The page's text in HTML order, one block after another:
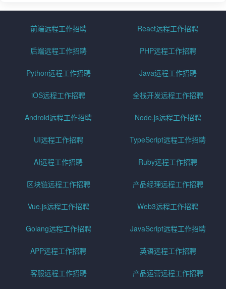
前端远程工作招聘 React远程工作招聘
后端远程工作招聘 PHP远程工作招聘
Python远程工作招聘 Java远程工作招聘
iOS远程工作招聘 全栈开发远程工作招聘
Android远程工作招聘 Node.js远程工作招聘
UI远程工作招聘 TypeScript远程工作招聘
AI远程工作招聘 Ruby远程工作招聘
区块链远程工作招聘 产品经理远程工作招聘
Vue.js远程工作招聘 Web3远程工作招聘
Golang远程工作招聘 JavaScript远程工作招聘
APP远程工作招聘 英语远程工作招聘
客服远程工作招聘 产品运营远程工作招聘